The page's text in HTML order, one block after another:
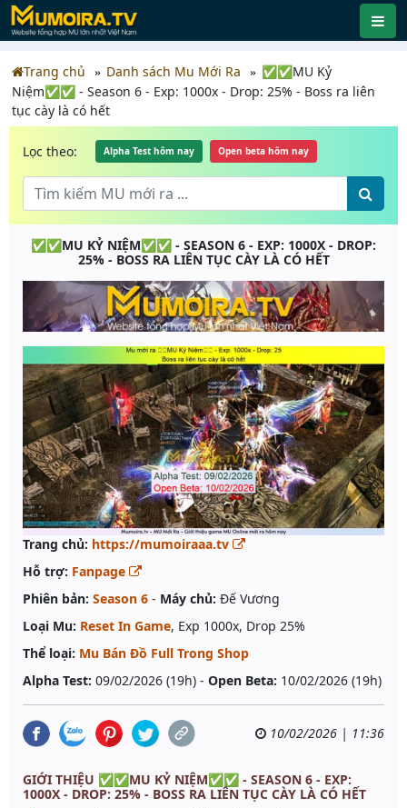
Trang chủ Danh sách Mu Mới Ra
✅✅MU Kỷ
Niệm✅✅ - Season 6 - Exp: 1000x - Drop: 25% - Boss ra liên
tục cày là có hết
Lọc theo: Alpha Test hôm nay Open beta hôm nay
✅✅MU KỶ NIỆM✅✅ - SEASON 6 - EXP: 1000X - DROP:
25% - BOSS RA LIÊN TỤC CÀY LÀ CÓ HẾT
Trang chủ: https://mumoiraaa.tv
Hỗ trợ: Fanpage
Phiên bản: Season 6 - Máy chủ: Đế Vương
Loại Mu: Reset In Game, Exp 1000x, Drop 25%
Thể loại: Mu Bán Đồ Full Trong Shop
Alpha Test: 09/02/2026 (19h) - Open Beta: 10/02/2026 (19h)
10/02/2026 | 11:36
GIỚI THIỆU ✅✅MU KỶ NIỆM✅✅ - SEASON 6 - EXP:
1000X - DROP: 25% - BOSS RA LIÊN TỤC CÀY LÀ CÓ HẾT